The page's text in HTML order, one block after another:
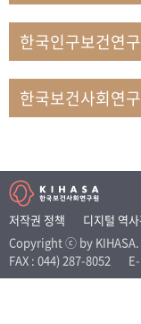
VR 역사관
문현상
가족복지연
박인화
보건정책연
박재빈
연구부 인구
변종화
보건정책연
송건용
보건정책연
송태민
정보통계연
신희설
사업개발부
이규식
의료보험연
이문기
훈련부
한국인구보건연
한국보건사회연
저작권 정책 디지털 역
Copyright ⓒ by
FAX : 044) 287-8052